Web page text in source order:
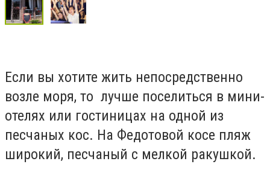
Если вы хотите жить непосредственно
возле моря, то лучше поселиться в мини-
отелях или гостиницах на одной из
песчаных кос. На Федотовой косе пляж
широкий, песчаный с мелкой ракушкой.